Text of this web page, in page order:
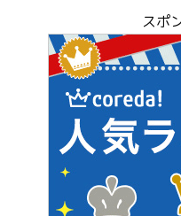
スポ